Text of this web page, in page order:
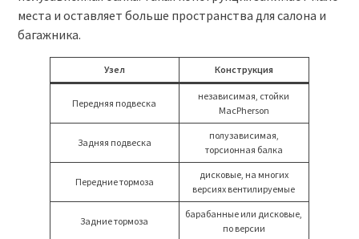
места и оставляет больше пространства для салона и
багажника.
Узел Конструкция
Передняя подвеска
независимая, стойки
MacPherson
Задняя подвеска
полузависимая,
торсионная балка
Передние тормоза
дисковые, на многих
версиях вентилируемые
Задние тормоза
барабанные или дисковые,
по версии